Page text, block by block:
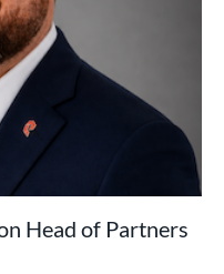
Head of Partners